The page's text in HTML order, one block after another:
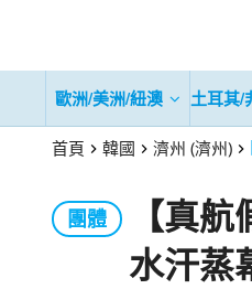
歐洲/美洲/紐澳 土耳其/
首頁 韓國 濟州 (濟州)
團體
【真
水汗蒸